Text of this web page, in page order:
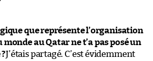
que représente l’organisation
monde au Qatar ne t’a pas posé un
J’étais partagé. C’est évidemment